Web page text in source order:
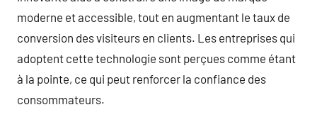
moderne et accessible, tout en augmentant le taux de
conversion des visiteurs en clients. Les entreprises qui
adoptent cette technologie sont perçues comme étant
à la pointe, ce qui peut renforcer la confiance des
consommateurs.